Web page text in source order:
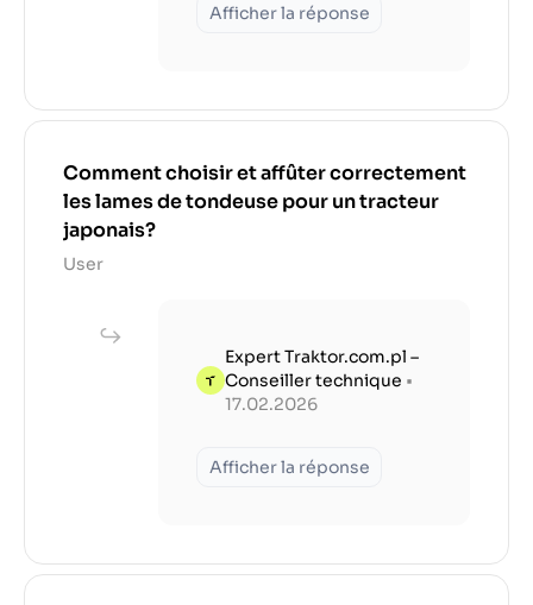
Afficher la réponse
Comment choisir et affûter correctement
les lames de tondeuse pour un tracteur
japonais?
User
Expert Traktor.com.pl –
Conseiller technique •
17.02.2026
Afficher la réponse